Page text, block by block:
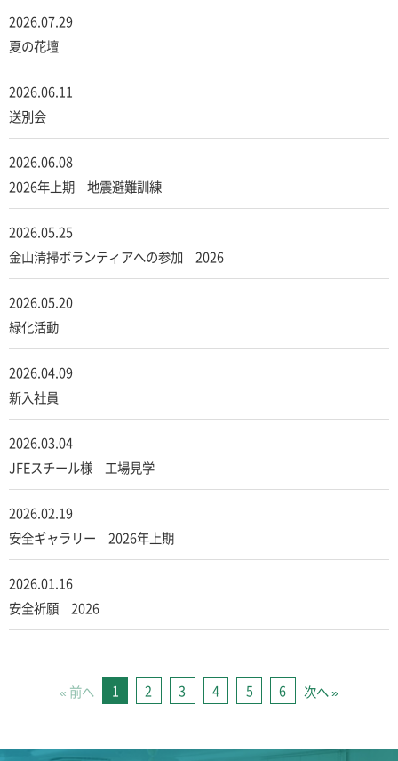
2026.07.29
夏の花壇
2026.06.11
送別会
2026.06.08
2026年上期 地震避難訓練
2026.05.25
金山清掃ボランティアへの参加 2026
2026.05.20
緑化活動
2026.04.09
新入社員
2026.03.04
JFEスチール様 工場見学
2026.02.19
安全ギャラリー 2026年上期
2026.01.16
安全祈願 2026
« 前へ 1 2 3 4 5 6 次へ »